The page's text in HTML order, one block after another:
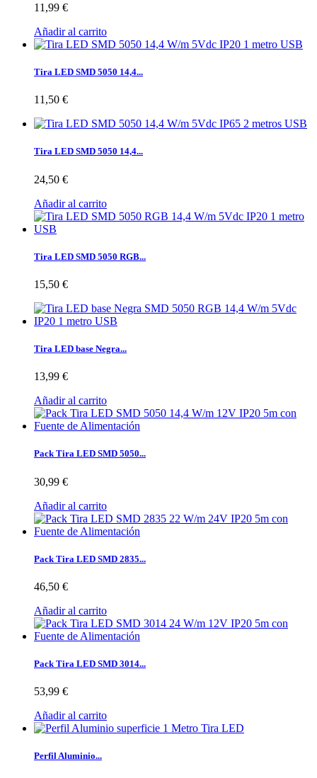
11,99 €
Añadir al carrito
Tira LED SMD 5050 14,4...
11,50 €
Tira LED SMD 5050 14,4...
24,50 €
Añadir al carrito
Tira LED SMD 5050 RGB...
15,50 €
Tira LED base Negra...
13,99 €
Añadir al carrito
Pack Tira LED SMD 5050...
30,99 €
Añadir al carrito
Pack Tira LED SMD 2835...
46,50 €
Añadir al carrito
Pack Tira LED SMD 3014...
53,99 €
Añadir al carrito
Perfil Aluminio...